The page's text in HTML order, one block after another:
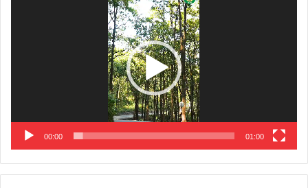
00:00 01:00